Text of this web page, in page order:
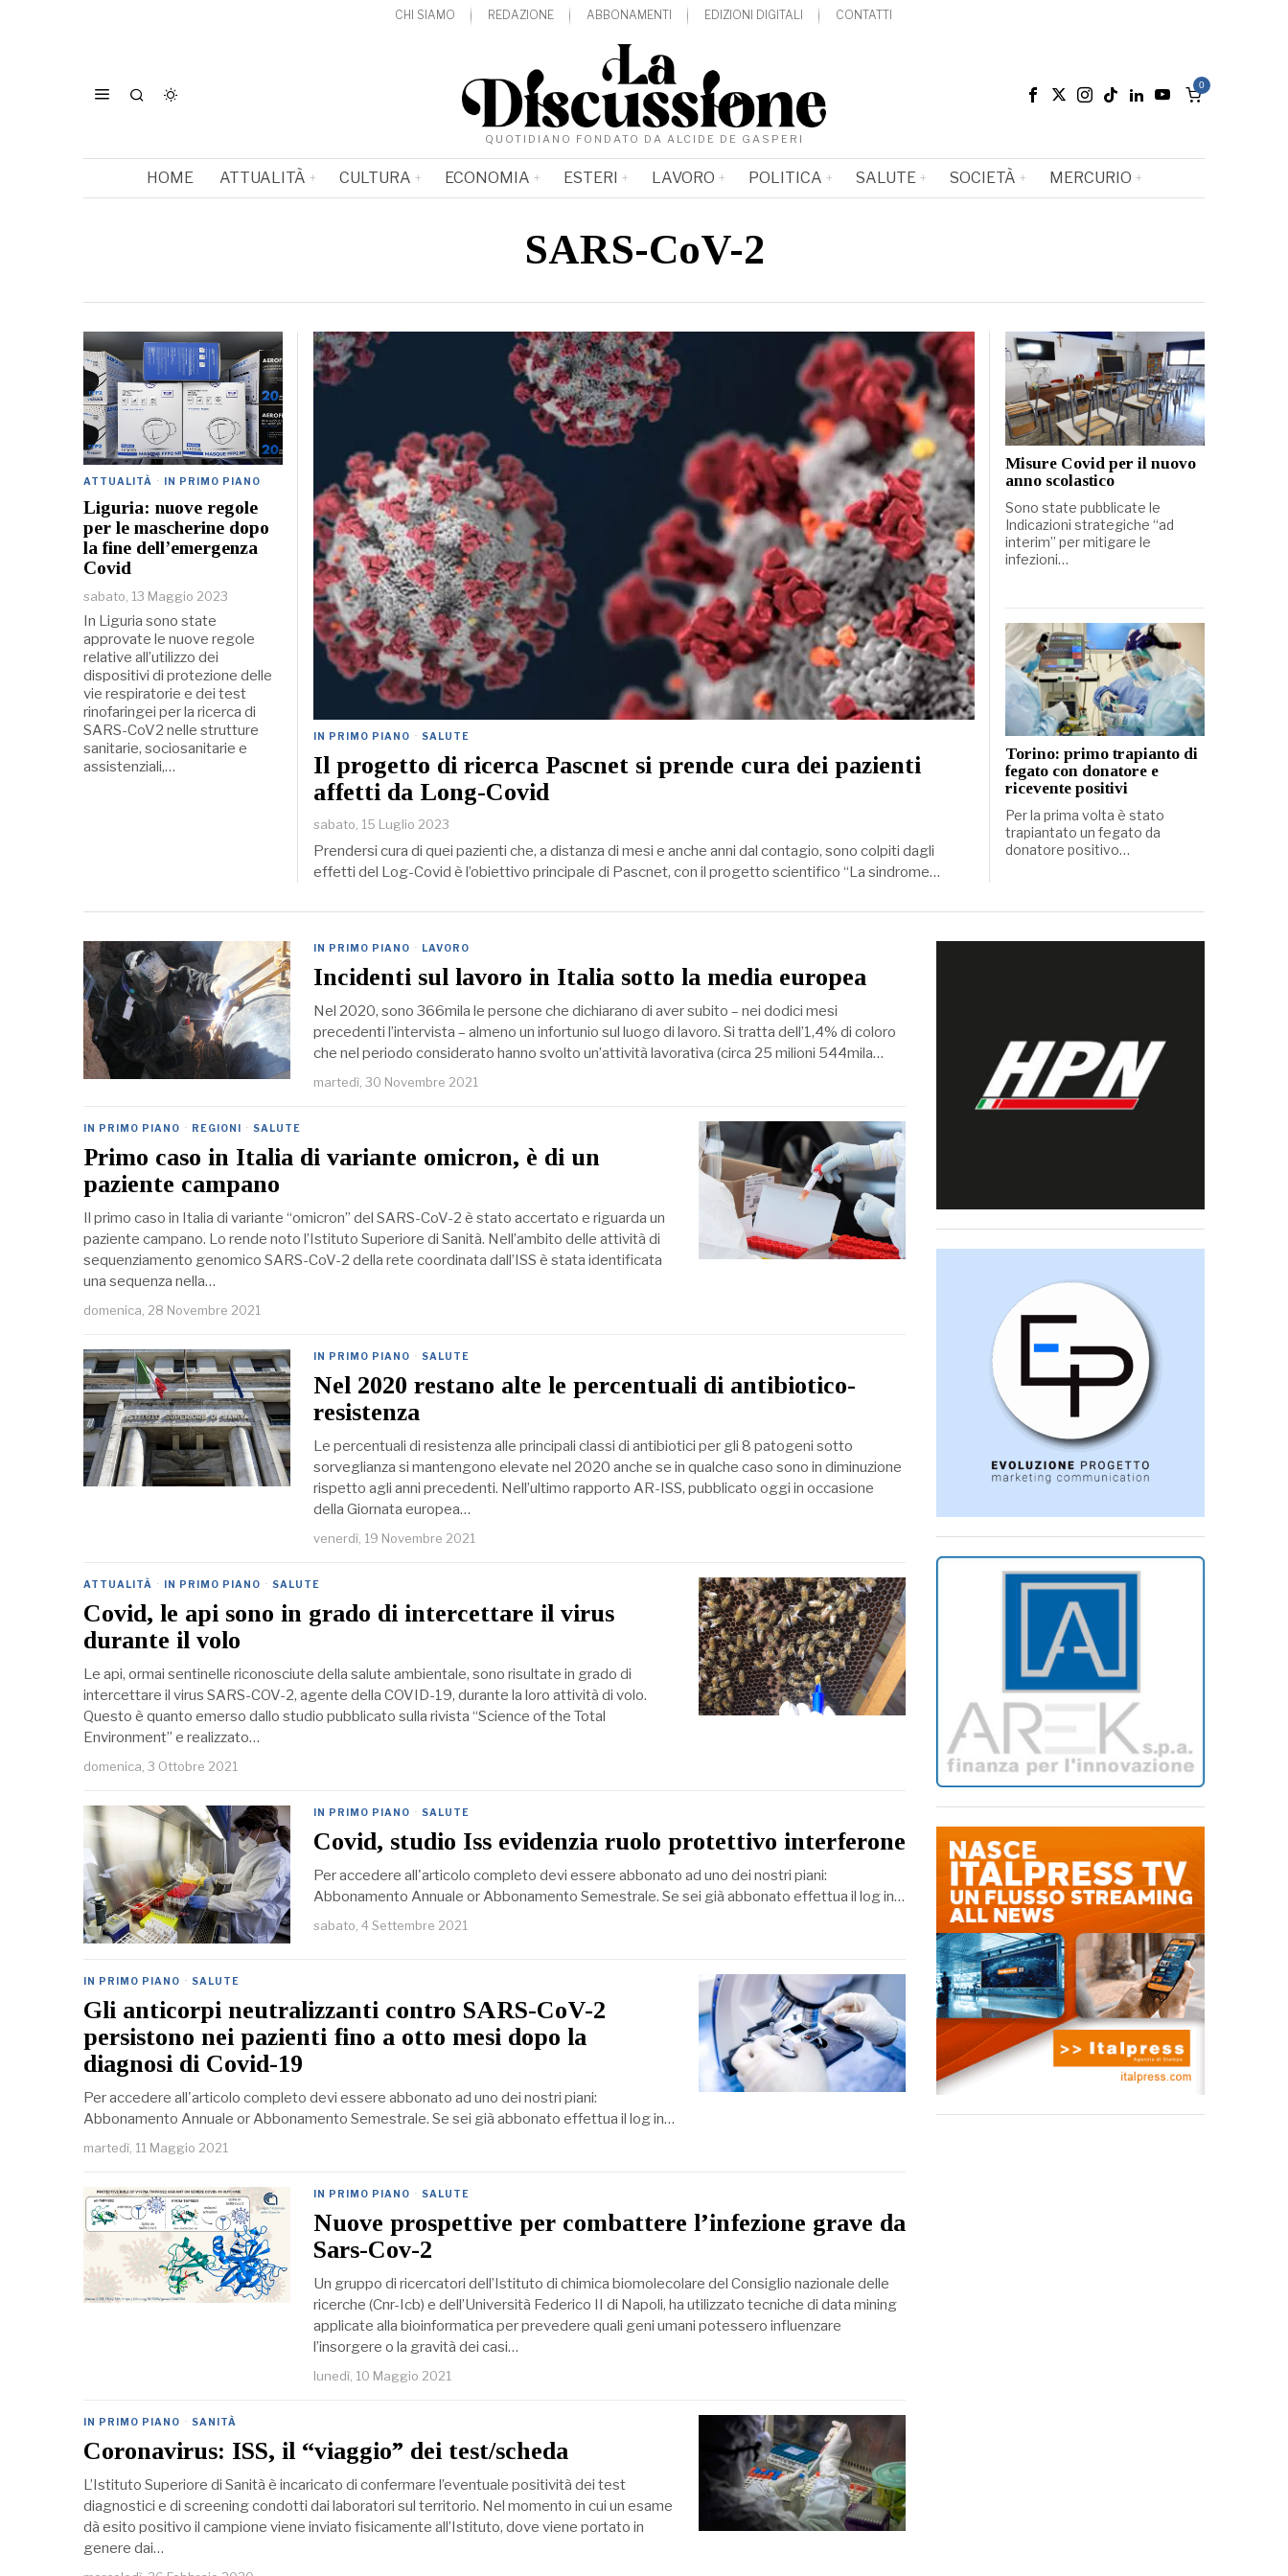
CHI SIAMO REDAZIONE ABBONAMENTI EDIZIONI DIGITALI CONTATTI
QUOTIDIANO FONDATO DA ALCIDE DE GASPERI
0
HOME ATTUALITÀ CULTURA ECONOMIA ESTERI LAVORO POLITICA SALUTE SOCIETÀ MERCURIO
SARS-CoV-2
IN PRIMO PIANO · SALUTE
Il progetto di ricerca Pascnet si prende cura dei pazienti
affetti da Long-Covid
sabato, 15 Luglio 2023
Prendersi cura di quei pazienti che, a distanza di mesi e anche anni dal contagio, sono colpiti dagli
effetti del Log-Covid è l’obiettivo principale di Pascnet, con il progetto scientifico “La sindrome…
ATTUALITÀ · IN PRIMO PIANO
Liguria: nuove regole
per le mascherine dopo
la fine dell’emergenza
Covid
sabato, 13 Maggio 2023
In Liguria sono state
approvate le nuove regole
relative all’utilizzo dei
dispositivi di protezione delle
vie respiratorie e dei test
rinofaringei per la ricerca di
SARS-CoV2 nelle strutture
sanitarie, sociosanitarie e
assistenziali,…
Misure Covid per il nuovo
anno scolastico
Sono state pubblicate le
Indicazioni strategiche “ad
interim” per mitigare le
infezioni…
Torino: primo trapianto di
fegato con donatore e
ricevente positivi
Per la prima volta è stato
trapiantato un fegato da
donatore positivo…
IN PRIMO PIANO · LAVORO
Incidenti sul lavoro in Italia sotto la media europea
Nel 2020, sono 366mila le persone che dichiarano di aver subito – nei dodici mesi
precedenti l’intervista – almeno un infortunio sul luogo di lavoro. Si tratta dell’1,4% di coloro
che nel periodo considerato hanno svolto un’attività lavorativa (circa 25 milioni 544mila…
martedì, 30 Novembre 2021
IN PRIMO PIANO · REGIONI · SALUTE
Primo caso in Italia di variante omicron, è di un
paziente campano
Il primo caso in Italia di variante “omicron” del SARS-CoV-2 è stato accertato e riguarda un
paziente campano. Lo rende noto l’Istituto Superiore di Sanità. Nell’ambito delle attività di
sequenziamento genomico SARS-CoV-2 della rete coordinata dall’ISS è stata identificata
una sequenza nella…
domenica, 28 Novembre 2021
IN PRIMO PIANO · SALUTE
Nel 2020 restano alte le percentuali di antibiotico-
resistenza
Le percentuali di resistenza alle principali classi di antibiotici per gli 8 patogeni sotto
sorveglianza si mantengono elevate nel 2020 anche se in qualche caso sono in diminuzione
rispetto agli anni precedenti. Nell’ultimo rapporto AR-ISS, pubblicato oggi in occasione
della Giornata europea…
venerdì, 19 Novembre 2021
ATTUALITÀ · IN PRIMO PIANO · SALUTE
Covid, le api sono in grado di intercettare il virus
durante il volo
Le api, ormai sentinelle riconosciute della salute ambientale, sono risultate in grado di
intercettare il virus SARS-COV-2, agente della COVID-19, durante la loro attività di volo.
Questo è quanto emerso dallo studio pubblicato sulla rivista “Science of the Total
Environment” e realizzato…
domenica, 3 Ottobre 2021
IN PRIMO PIANO · SALUTE
Covid, studio Iss evidenzia ruolo protettivo interferone
Per accedere all'articolo completo devi essere abbonato ad uno dei nostri piani:
Abbonamento Annuale or Abbonamento Semestrale. Se sei già abbonato effettua il log in…
sabato, 4 Settembre 2021
IN PRIMO PIANO · SALUTE
Gli anticorpi neutralizzanti contro SARS-CoV-2
persistono nei pazienti fino a otto mesi dopo la
diagnosi di Covid-19
Per accedere all'articolo completo devi essere abbonato ad uno dei nostri piani:
Abbonamento Annuale or Abbonamento Semestrale. Se sei già abbonato effettua il log in…
martedì, 11 Maggio 2021
IN PRIMO PIANO · SALUTE
Nuove prospettive per combattere l’infezione grave da
Sars-Cov-2
Un gruppo di ricercatori dell’Istituto di chimica biomolecolare del Consiglio nazionale delle
ricerche (Cnr-Icb) e dell’Università Federico II di Napoli, ha utilizzato tecniche di data mining
applicate alla bioinformatica per prevedere quali geni umani potessero influenzare
l’insorgere o la gravità dei casi…
lunedì, 10 Maggio 2021
IN PRIMO PIANO · SANITÀ
Coronavirus: ISS, il “viaggio” dei test/scheda
L’Istituto Superiore di Sanità è incaricato di confermare l’eventuale positività dei test
diagnostici e di screening condotti dai laboratori sul territorio. Nel momento in cui un esame
dà esito positivo il campione viene inviato fisicamente all’Istituto, dove viene portato in
genere dai…